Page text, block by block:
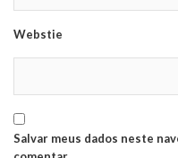
Webstie
Salvar meus dados neste